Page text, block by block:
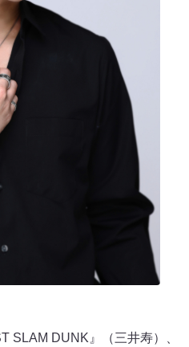
SLAM DUNK』（三井寿）、